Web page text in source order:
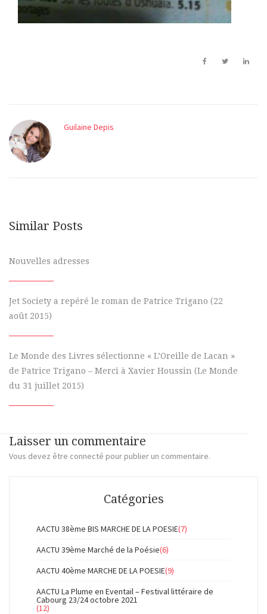
Guilaine Depis
Similar Posts
Nouvelles adresses
Jet Society a repéré le roman de Patrice Trigano (22
août 2015)
Le Monde des Livres sélectionne « L’Oreille de Lacan »
de Patrice Trigano – Merci à Xavier Houssin (Le Monde
du 31 juillet 2015)
Laisser un commentaire
Vous devez être connecté pour publier un commentaire.
Catégories
AACTU 38ème BIS MARCHE DE LA POESIE(7)
AACTU 39ème Marché de la Poésie(6)
AACTU 40ème MARCHE DE LA POESIE(9)
AACTU La Plume en Eventail – Festival littéraire de
Cabourg 23/24 octobre 2021
(12)